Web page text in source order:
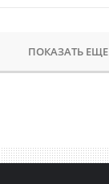
ПОКАЗАТЬ ЕЩЕ